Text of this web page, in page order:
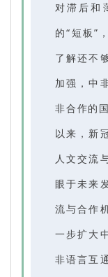
对滞后和
的“短板”
了解还不
加强，中
非合作的
以来，新
人文交流
眼于未来
流与合作
一步扩大
非语言互